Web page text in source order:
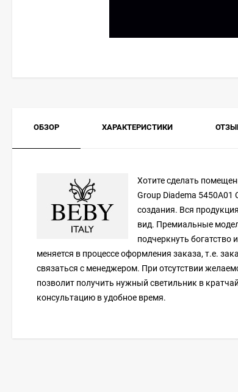
ОБЗОР ХАРАКТЕРИСТИКИ
Хотите сделать
Group Diadema 5450A01
создания. Вся
вид. Премиальные
подчеркнуть богатство
меняется в процессе оформления заказа, т.е.
связаться с менеджером. При отсутствии
позволит получить нужный светильник в
консультацию в удобное время.